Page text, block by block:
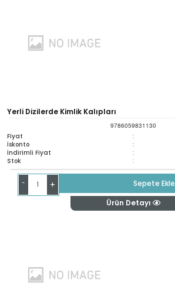
Yerli Dizilerde Kimlik Kalıpları
9786059831130
Fiyat :
İskonto :
İndirimli Fiyat :
Stok :
- +
Sepete Ekle
Ürün Detayı